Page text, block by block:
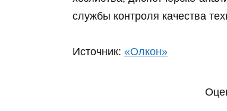
службы контроля качества
Источник: «Олкон»